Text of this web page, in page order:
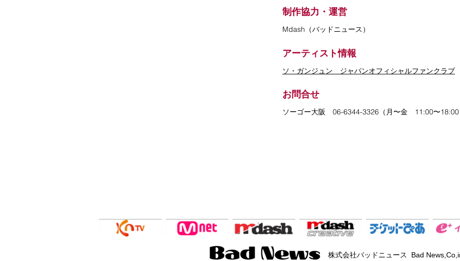
制作協力・運営
Mdash（バッドニュース）
アーティスト情報
ソ・ガンジュン ジャパンオフィシャルファンクラブ
お問合せ
ソーゴー大阪 06-6344-3326（月〜金 11:00〜
株式会社バッドニュース Bad